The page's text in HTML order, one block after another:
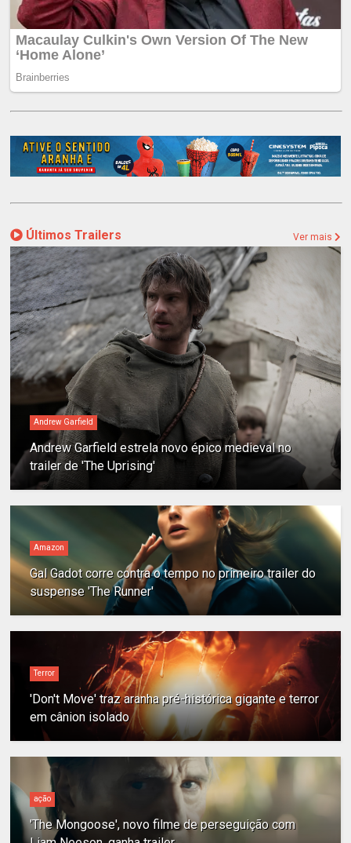
Últimos Trailers Ver mais
Andrew Garfield
Andrew Garfield estrela novo épico medieval no
trailer de 'The Uprising'
Amazon
Gal Gadot corre contra o tempo no primeiro trailer do
suspense 'The Runner'
Terror
'Don't Move' traz aranha pré-histórica gigante e terror
em cânion isolado
ação
'The Mongoose', novo filme de perseguição com